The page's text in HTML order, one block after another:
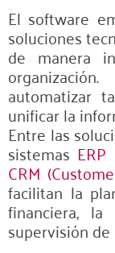
El software
soluciones
de manera
automatizar
unificar la
Entre las
sistemas
CRM
facilitan la
financiera,
supervisión